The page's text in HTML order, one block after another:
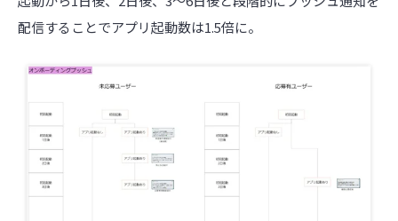
配信することでアプリ起動数は1.5倍に。